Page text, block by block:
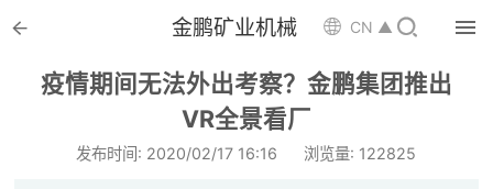
 金鹏矿业机械 CN ▲ 
疫情期间无法外出考察？金鹏集团推出
VR全景看厂
发布时间: 2020/02/17 16:16 浏览量: 122825
 首页
